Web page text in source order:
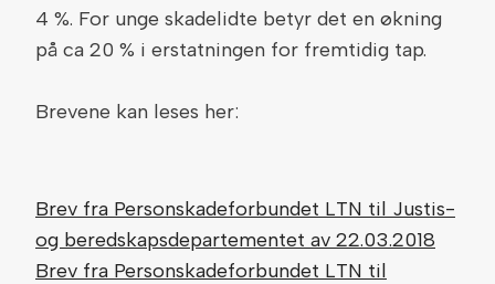
4 %. For unge skadelidte betyr det en økning
på ca 20 % i erstatningen for fremtidig tap.
Brevene kan leses her:
Brev fra Personskadeforbundet LTN til Justis-
og beredskapsdepartementet av 22.03.2018
Brev fra Personskadeforbundet LTN til